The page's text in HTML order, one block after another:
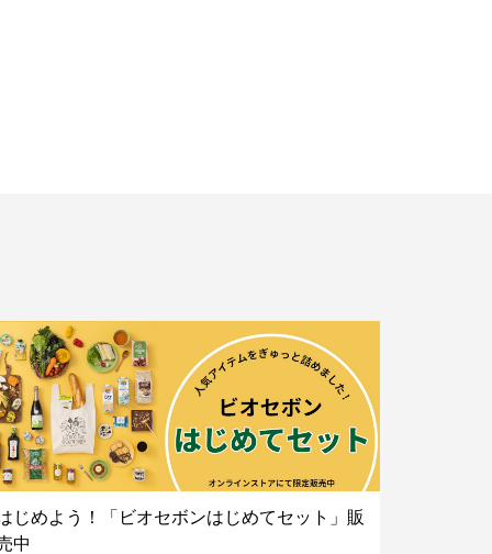
じめよう！「ビオセボンはじめてセット」販
中